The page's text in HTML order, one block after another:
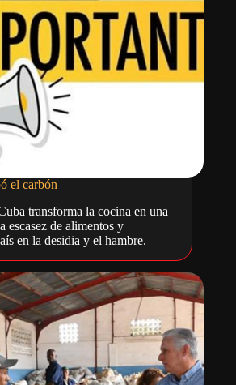
el carbón
transforma la cocina en una
escasez de alimentos y
en la desidia y el hambre.